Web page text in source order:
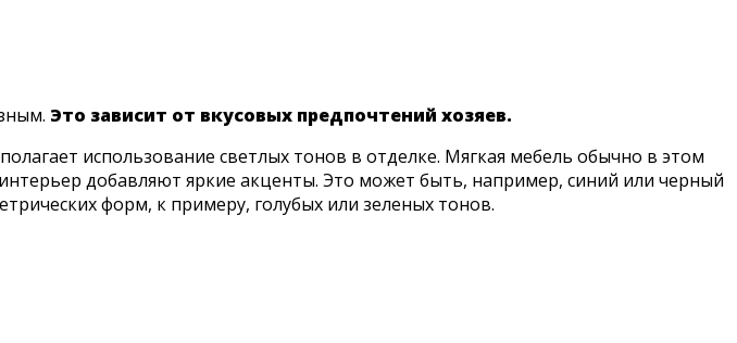
Это зависит от вкусовых предпочтений хозяев.
использование светлых тонов в отделке. Мягкая мебель обычно в этом
добавляют яркие акценты. Это может быть, например, синий или черный
форм, к примеру, голубых или зеленых тонов.